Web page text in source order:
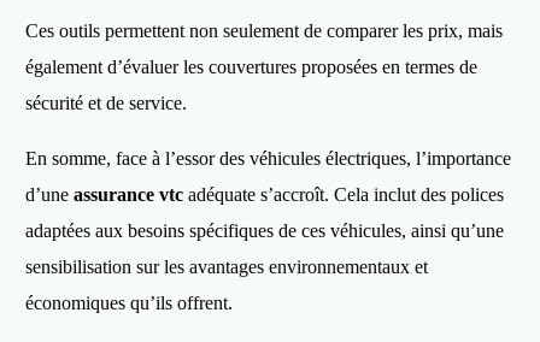
Ces outils permettent non seulement de comparer les prix, mais
également d’évaluer les couvertures proposées en termes de
sécurité et de service.
En somme, face à l’essor des véhicules électriques, l’importance
d’uneassurance vtc adéquate s’accroît. Cela inclut des polices
adaptées aux besoins spécifiques de ces véhicules, ainsi qu’une
sensibilisation sur les avantages environnementaux et
économiques qu’ils offrent.